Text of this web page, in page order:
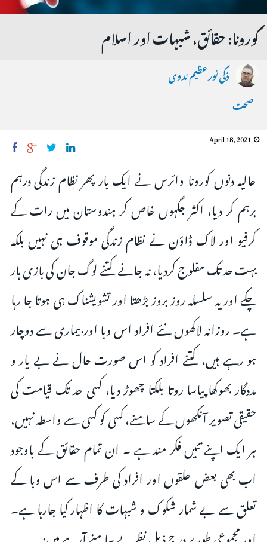
کورونا: حقائق، شبہات اور اسلام
ذکی نور عظیم ندوی
صحت
April 18, 2021
حالیہ دنوں کورونا وائرس نے ایک بار پھر نظام زندگی درہم
برہم کر دیا، اکثر جگہوں خاص کر ہندوستان میں رات کے
کرفیو اور لاک ڈاؤن نے نظام زندگی موقوف ہی نہیں بلکہ
بہت حد تک مفلوج کردیا، نہ جانے کتنے لوگ جان کی بازی ہار
چکے اور یہ سلسلہ روز بروز بڑھتا اور تشویشناک ہی ہوتا جا رہا
ہے۔ روزانہ لاکھو‌ں نئے افراد اس وبا اور بیماری سے دوچار
ہو رہے ہیں، کتنے افراد کو اس صورت حال نے بے یار و
مددگار بھوکھا پیاسا روتا بلکتا چھوڑ دیا، کسی حد تک قیامت کی
حقیقی تصویر آنکھوں کے سامنے، کسی کو کسی سے واسطہ نہیں،
ہر ایک اپنے تئیں فکر مند ہے ۔ ان تمام حقائق کے باوجود
اب بھی بعض حلقوں اور افراد کی طرف سے اس وبا کے
تعلق سے بے شمار شکوک و شبہات کا اظہار کیا جارہا ہے۔